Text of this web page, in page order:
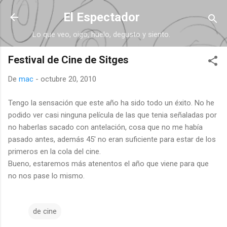
Ir al contenido principal
El Espectador
Lo que veo, oigo, huelo, degusto y siento.
Festival de Cine de Sitges
De mac - octubre 20, 2010
Tengo la sensación que este año ha sido todo un éxito. No he
podido ver casi ninguna película de las que tenia señaladas por
no haberlas sacado con antelación, cosa que no me había
pasado antes, además 45' no eran suficiente para estar de los
primeros en la cola del cine.
Bueno, estaremos más atenentos el año que viene para que
no nos pase lo mismo.
de cine